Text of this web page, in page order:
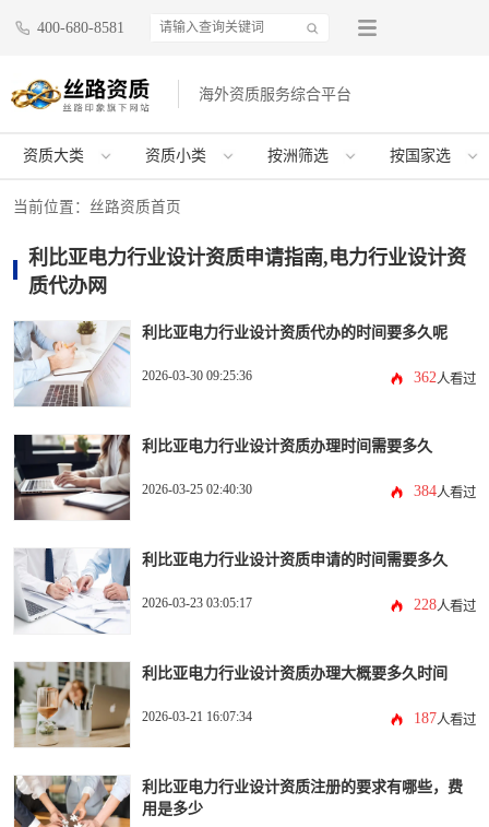
400-680-8581
海外资质服务综合平台
资质大类 资质小类 按洲筛选 按国家选
当前位置： 丝路资质首页
利比亚电力行业设计资质申请指南,电力行业设计资
质代办网
利比亚电力行业设计资质代办的时间要多久呢
2026-03-30 09:25:36 362人看过
利比亚电力行业设计资质办理时间需要多久
2026-03-25 02:40:30 384人看过
利比亚电力行业设计资质申请的时间需要多久
2026-03-23 03:05:17 228人看过
利比亚电力行业设计资质办理大概要多久时间
2026-03-21 16:07:34 187人看过
利比亚电力行业设计资质注册的要求有哪些，费
用是多少